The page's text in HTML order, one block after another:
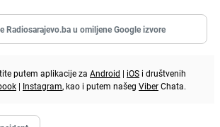
Radiosarajevo.ba u omiljene Google izvore
putem aplikacije za Android | iOS i društvenih
| Instagram, kao i putem našeg ViberChata.